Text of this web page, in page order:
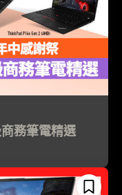
務筆電精選